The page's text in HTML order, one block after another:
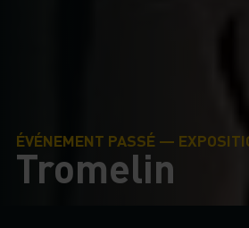
ÉVÉNEMENT PASSÉ —
Tromelin